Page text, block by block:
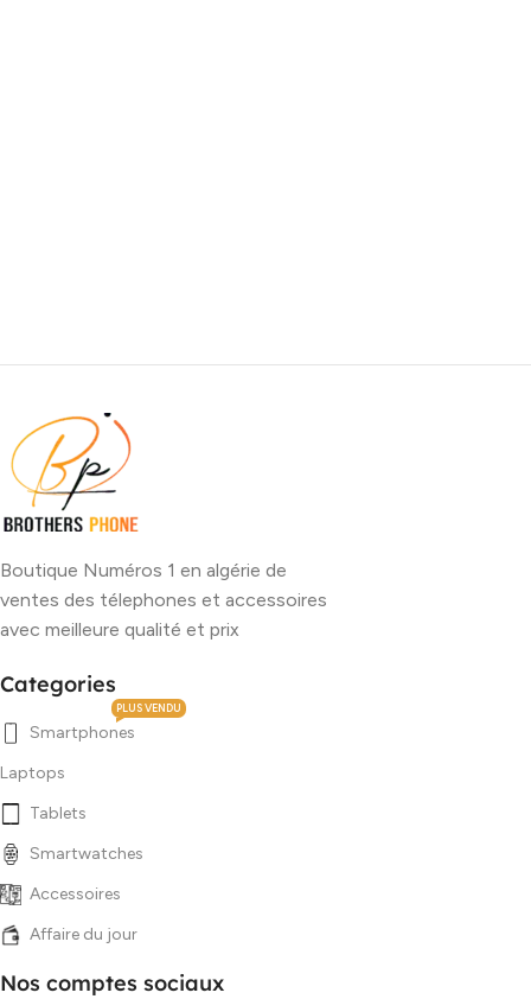
Boutique Numéros 1 en algérie de
ventes des télephones et accessoires
avec meilleure qualité et prix
Categories
Smartphones
PLUS VENDU
Laptops
Tablets
Smartwatches
Accessoires
Affaire du jour
Nos comptes sociaux